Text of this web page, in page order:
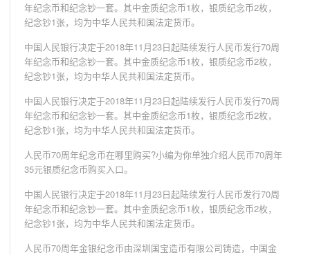
年纪念币和纪念钞一套。其中金质纪念币1枚，银质纪念币2枚，
纪念钞1张，均为中华人民共和国法定货币。
中国人民银行决定于2018年11月23日起陆续发行人民币发行70周
年纪念币和纪念钞一套。其中金质纪念币1枚，银质纪念币2枚，
纪念钞1张，均为中华人民共和国法定货币。
中国人民银行决定于2018年11月23日起陆续发行人民币发行70周
年纪念币和纪念钞一套。其中金质纪念币1枚，银质纪念币2枚，
纪念钞1张，均为中华人民共和国法定货币。
人民币70周年纪念币在哪里购买?小编为你单独介绍人民币70周年
35元银质纪念币购买入口。
中国人民银行决定于2018年11月23日起陆续发行人民币发行70周
年纪念币和纪念钞一套。其中金质纪念币1枚，银质纪念币2枚，
纪念钞1张，均为中华人民共和国法定货币。
人民币70周年金银纪念币由深圳国宝造币有限公司铸造，中国金